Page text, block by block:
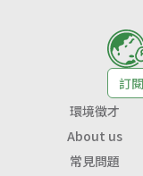
訂
環境徵才
About us
常見問題